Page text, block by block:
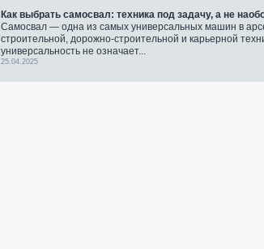
Как выбрать самосвал: техника под задачу, а не
Самосвал — одна из самых универсальных машин в
строительной, дорожно-строительной и карьерной
универсальность не означает...
25.04.2025